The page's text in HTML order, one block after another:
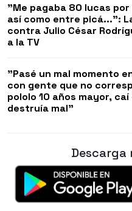
"Me pagaba 80 lucas
así como entre picá...":
contra Julio César
a la TV
"Pasé un mal momento
con gente que no
pololo 10 años mayor,
destruía mal"